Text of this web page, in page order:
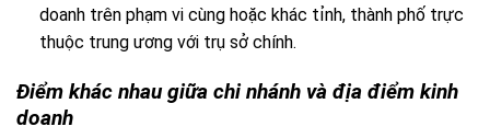
doanh trên phạm vi cùng hoặc khác tỉnh, thành phố trực
thuộc trung ương với trụ sở chính.
Điểm khác nhau giữa chi nhánh và địa điểm kinh
doanh